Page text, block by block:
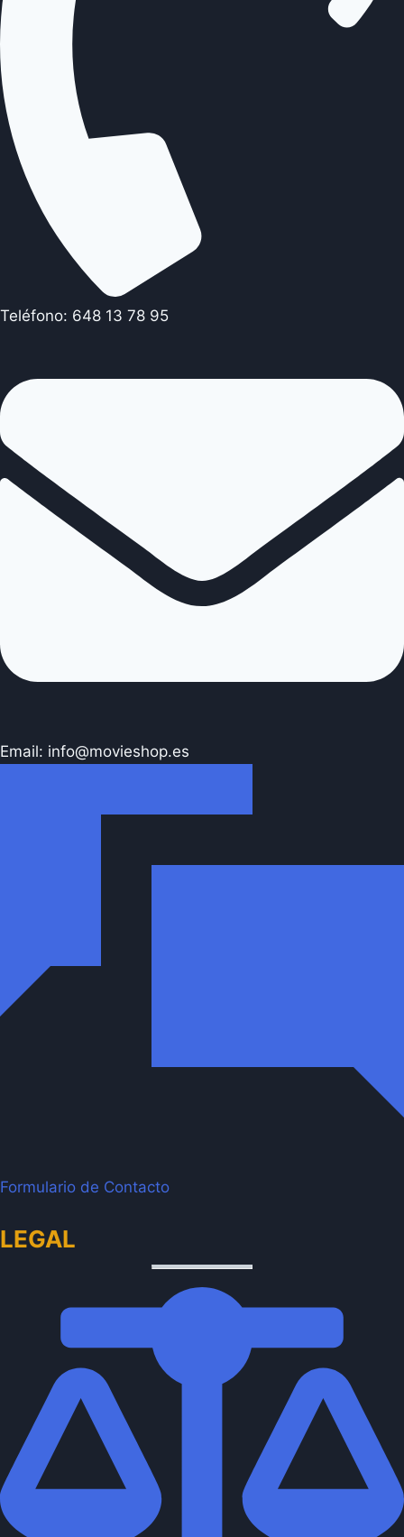
Teléfono: 648 13 78 95
Email: info@movieshop.es
Formulario de Contacto
LEGAL